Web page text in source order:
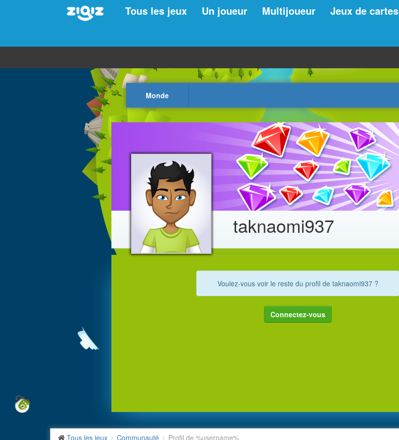
Tous les jeux Un joueur Multijoueur Jeux de cartes
Monde
taknaomi937
Voulez-vous voir le reste du profil de taknaomi937 ?
Connectez-vous
Tous les jeux Communauté Profil de %username%